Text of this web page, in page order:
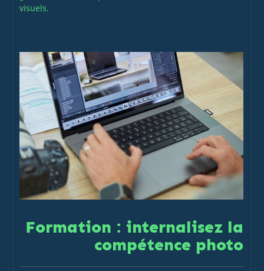
visuels.
Formation : internalisez la
compétence photo